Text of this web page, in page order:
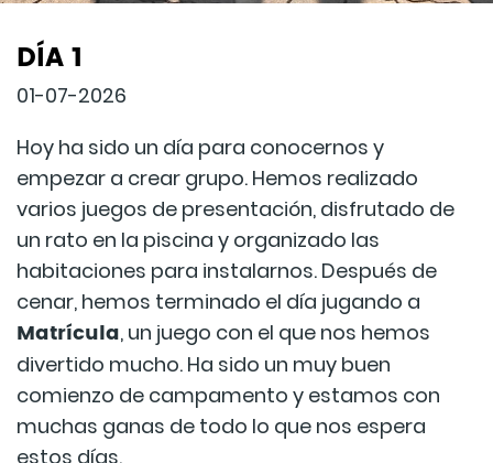
DÍA 1
01-07-2026
Hoy ha sido un día para conocernos y
empezar a crear grupo. Hemos realizado
varios juegos de presentación, disfrutado de
un rato en la piscina y organizado las
habitaciones para instalarnos. Después de
cenar, hemos terminado el día jugando a
Matrícula, un juego con el que nos hemos
divertido mucho. Ha sido un muy buen
comienzo de campamento y estamos con
muchas ganas de todo lo que nos espera
estos días.